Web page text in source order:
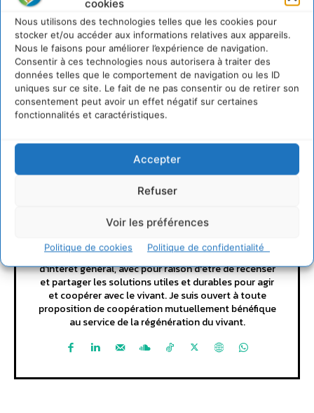
cookies
Nous utilisons des technologies telles que les cookies pour
stocker et/ou accéder aux informations relatives aux appareils.
Nous le faisons pour améliorer l’expérience de navigation.
Consentir à ces technologies nous autorisera à traiter des
données telles que le comportement de navigation ou les ID
uniques sur ce site. Le fait de ne pas consentir ou de retirer son
consentement peut avoir un effet négatif sur certaines
fonctionnalités et caractéristiques.
Accepter
Refuser
Voir les préférences
Politique de cookies Politique de confidentialité
CONNECTER POUR LAISSER UN COMMENTAIRE
Cyrille Souche
Directeur de la Publication Cdurable.info qui a eu 20
ans en 2025 ... L'occasion de supprimer la publicité et
d'un nouveau départ vers un webmedia participatif
d'intérêt général, avec pour raison d'être de recenser
et partager les solutions utiles et durables pour agir
et coopérer avec le vivant. Je suis ouvert à toute
proposition de coopération mutuellement bénéfique
au service de la régénération du vivant.